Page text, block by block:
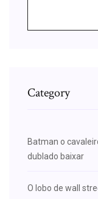
Category
Batman o
dublado baixar
O lobo de wall